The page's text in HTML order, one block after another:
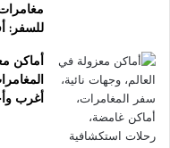
للسفر:
أماكن
أغرب